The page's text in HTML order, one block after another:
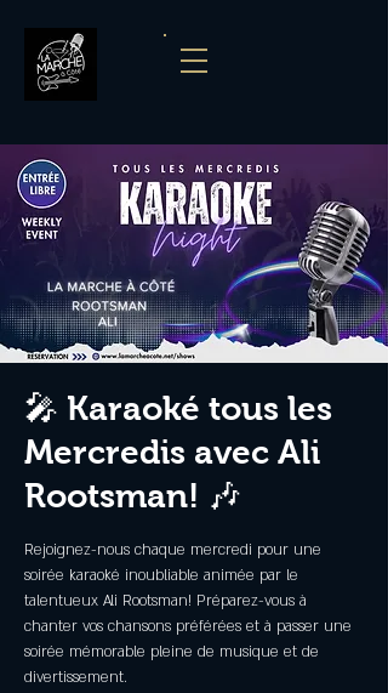
🎤 Karaoké tous les
Mercredis avec Ali
Rootsman! 🎶
Rejoignez-nous chaque mercredi pour une
soirée karaoké inoubliable animée par le
talentueux Ali Rootsman! Préparez-vous à
chanter vos chansons préférées et à passer une
soirée mémorable pleine de musique et de
divertissement.